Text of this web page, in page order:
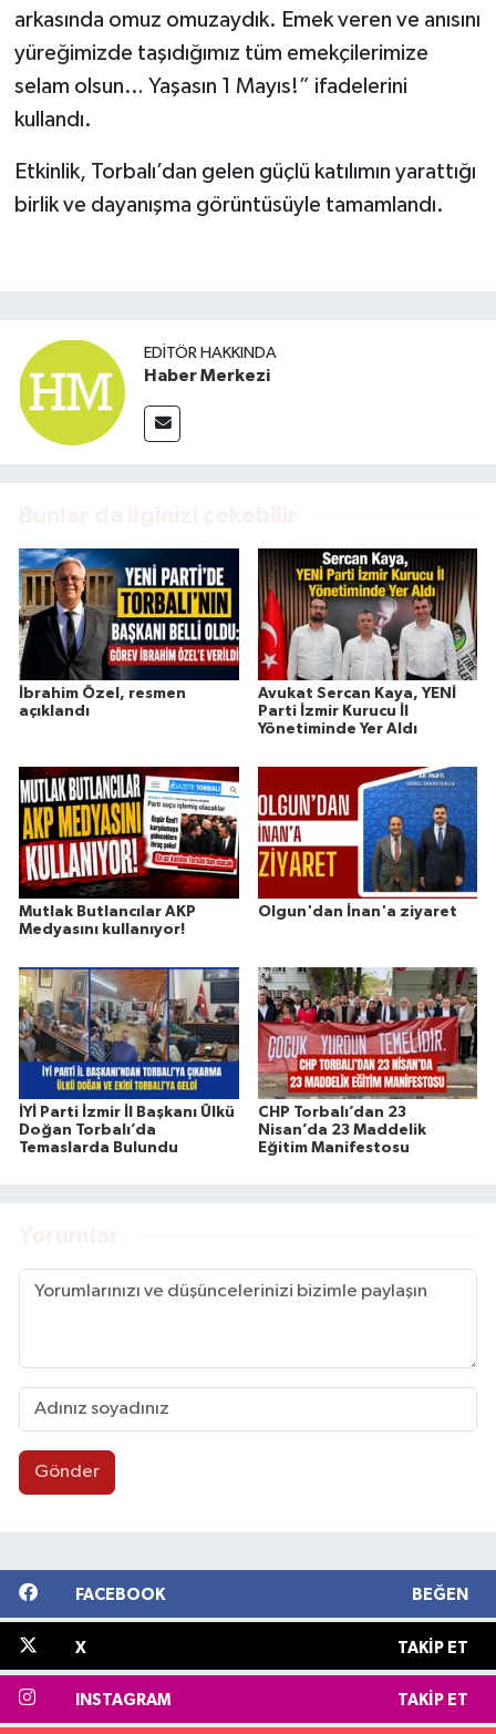
arkasında omuz omuzaydık. Emek veren ve anısını
yüreğimizde taşıdığımız tüm emekçilerimize
selam olsun… Yaşasın 1 Mayıs!” ifadelerini
kullandı.
Etkinlik, Torbalı’dan gelen güçlü katılımın yarattığı
birlik ve dayanışma görüntüsüyle tamamlandı.
EDITÖR HAKKINDA
Haber Merkezi
İbrahim Özel, resmen
açıklandı
Avukat Sercan Kaya, YENİ
Parti İzmir Kurucu İl
Yönetiminde Yer Aldı
Mutlak Butlancılar AKP
Medyasını kullanıyor!
Olgun'dan İnan'a ziyaret
İYİ Parti İzmir İl Başkanı Ülkü
Doğan Torbalı’da
Temaslarda Bulundu
CHP Torbalı’dan 23
Nisan’da 23 Maddelik
Eğitim Manifestosu
Gönder
FACEBOOK BEĞEN
X TAKIP ET
INSTAGRAM TAKIP ET